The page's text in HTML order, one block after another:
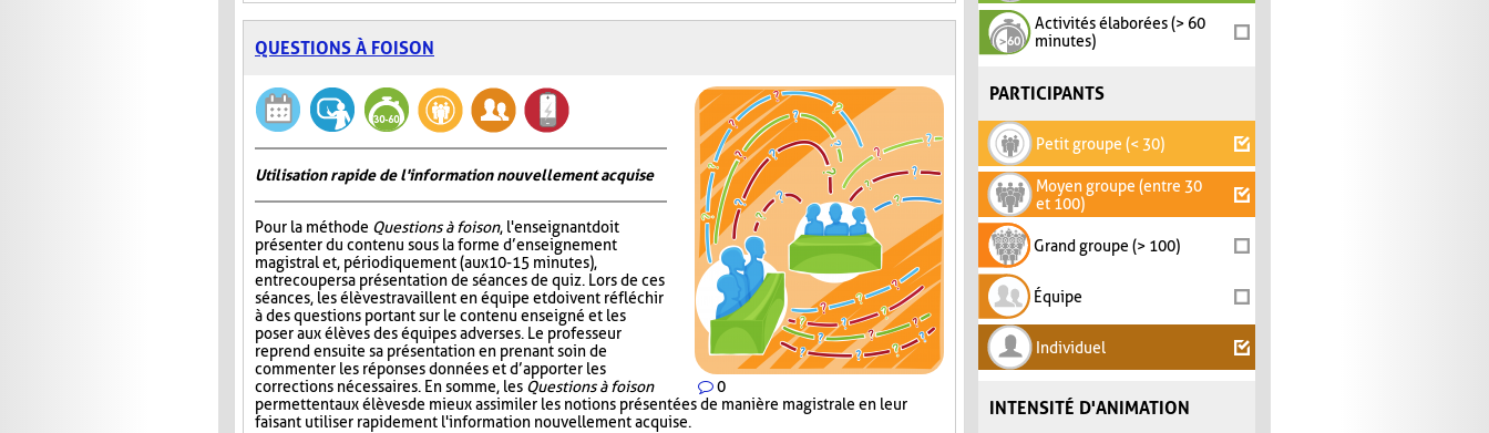
Activités élaborées (> 60
minutes)
PARTICIPANTS
Petit groupe (< 30)
Moyen groupe (entre 30
et 100)
Grand groupe (> 100)
Équipe
Individuel
INTENSITÉ D'ANIMATION
QUESTIONS À FOISON
0
Utilisation rapide de l'information nouvellement acquise
Pour la méthode Questions à foison, l'enseignant doit
présenter du contenu sous la forme d’enseignement
magistral et, périodiquement (aux 10-15 minutes),
entrecouper sa présentation de séances de quiz. Lors de ces
séances, les élèves travaillent en équipe et doivent réfléchir
à des questions portant sur le contenu enseigné et les
poser aux élèves des équipes adverses. Le professeur
reprend ensuite sa présentation en prenant soin de
commenter les réponses données et d’apporter les
corrections nécessaires. En somme, les Questions à foison
permettent aux élèves de mieux assimiler les notions présentées de manière magistrale en leur
faisant utiliser rapidement l'information nouvellement acquise.